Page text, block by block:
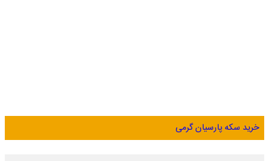
خرید سکه پارسیان گرمی